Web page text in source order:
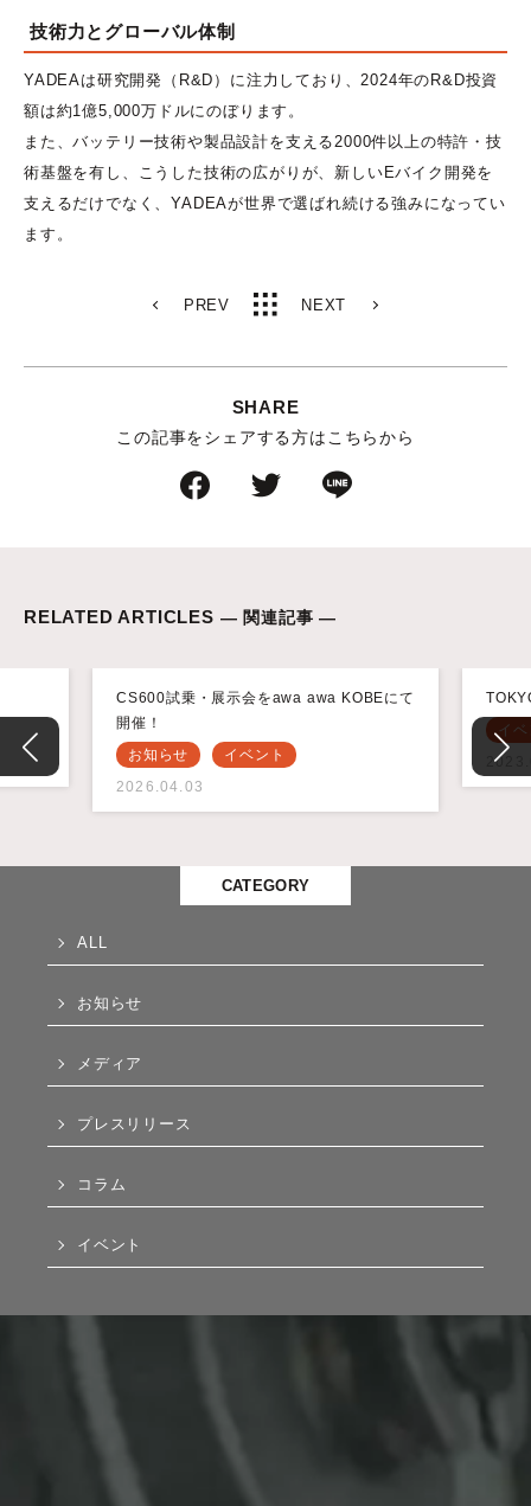
技術力とグローバル体制
YADEAは研究開発（R&D）に注力しており、2024年のR&D投資
額は約1億5,000万ドルにのぼります。
また、バッテリー技術や製品設計を支える2000件以上の特許・技
術基盤を有し、こうした技術の広がりが、新しいEバイク開発を
支えるだけでなく、YADEAが世界で選ばれ続ける強みになってい
ます。
PREV NEXT
SHARE
この記事をシェアする方はこちらから
RELATED ARTICLES — 関連記事 —
CS600試乗・展示会をawa awa KOBEにて
開催！
お知らせ
イベント
2026.04.03
イ
CATEGORY
ALL
お知らせ
メディア
プレスリリース
コラム
イベント